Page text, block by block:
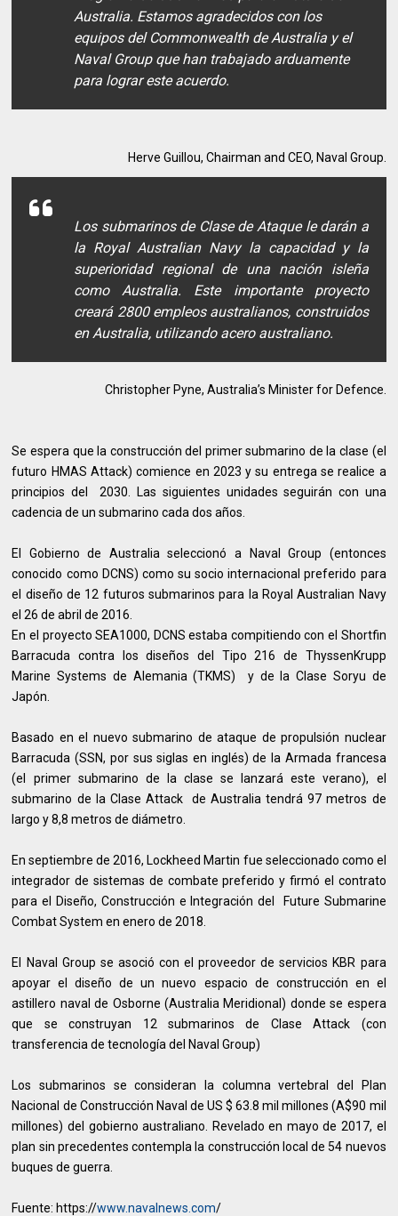
Australia. Estamos agradecidos con los
equipos del Commonwealth de Australia y el
Naval Group que han trabajado arduamente
para lograr este acuerdo.
Herve Guillou, Chairman and CEO, Naval Group.
Los submarinos de Clase de Ataque le darán a
la Royal Australian Navy la capacidad y la
superioridad regional de una nación isleña
como Australia. Este importante proyecto
creará 2800 empleos australianos, construidos
en Australia, utilizando acero australiano.
Christopher Pyne, Australia’s Minister for Defence.
Se espera que la construcción del primer submarino de la clase (el
futuro HMAS Attack) comience en 2023 y su entrega se realice a
principios del 2030. Las siguientes unidades seguirán con una
cadencia de un submarino cada dos años.
El Gobierno de Australia seleccionó a Naval Group (entonces
conocido como DCNS) como su socio internacional preferido para
el diseño de 12 futuros submarinos para la Royal Australian Navy
el 26 de abril de 2016.
En el proyecto SEA1000, DCNS estaba compitiendo con el Shortfin
Barracuda contra los diseños del Tipo 216 de ThyssenKrupp
Marine Systems de Alemania (TKMS) y de la Clase Soryu de
Japón.
Basado en el nuevo submarino de ataque de propulsión nuclear
Barracuda (SSN, por sus siglas en inglés) de la Armada francesa
(el primer submarino de la clase se lanzará este verano), el
submarino de la Clase Attack de Australia tendrá 97 metros de
largo y 8,8 metros de diámetro.
En septiembre de 2016, Lockheed Martin fue seleccionado como el
integrador de sistemas de combate preferido y firmó el contrato
para el Diseño, Construcción e Integración del Future Submarine
Combat System en enero de 2018.
El Naval Group se asoció con el proveedor de servicios KBR para
apoyar el diseño de un nuevo espacio de construcción en el
astillero naval de Osborne (Australia Meridional) donde se espera
que se construyan 12 submarinos de Clase Attack (con
transferencia de tecnología del Naval Group)
Los submarinos se consideran la columna vertebral del Plan
Nacional de Construcción Naval de US $ 63.8 mil millones (A$90 mil
millones) del gobierno australiano. Revelado en mayo de 2017, el
plan sin precedentes contempla la construcción local de 54 nuevos
buques de guerra.
Fuente: https://www.navalnews.com/